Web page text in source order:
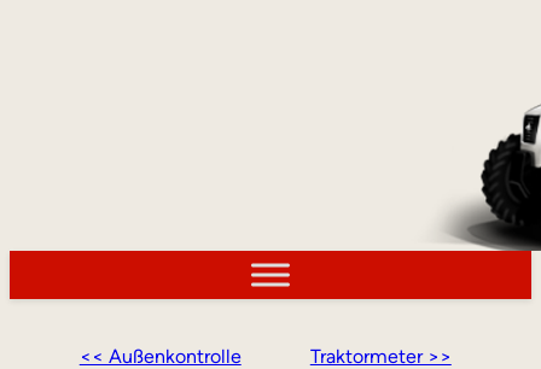
<< Außenkontrolle Traktormeter >>